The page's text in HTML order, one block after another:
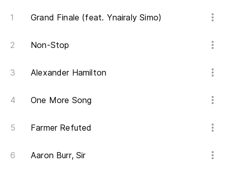
Grand Finale (feat. Ynairaly Simo)
Non-Stop
Alexander Hamilton
One More Song
Farmer Refuted
Aaron Burr, Sir